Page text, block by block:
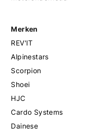
Merken
REV'IT
Alpinestars
Scorpion
Shoei
HJC
Cardo Systems
Dainese